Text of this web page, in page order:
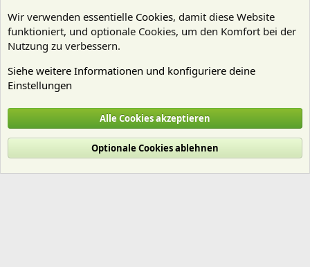
Cookies
Deutsch (Du)
Nutzungsbedingungen
Datenschutz Hilfe und Impressum
R
Wir verwenden essentielle Cookies, damit diese Website
funktioniert, und optionale Cookies, um den Komfort bei der
Nutzung zu verbessern.
Siehe weitere Informationen und konfiguriere deine
Einstellungen
Alle Cookies akzeptieren
Optionale Cookies ablehnen